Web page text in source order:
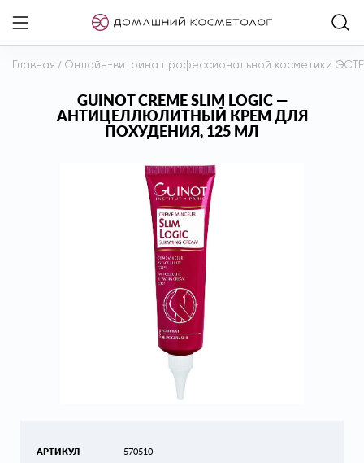
Главная / Онлайн-витрина профессиональной косметики
GUINOT CREME SLIM LOGIC —
АНТИЦЕЛЛЮЛИТНЫЙ КРЕМ ДЛЯ
ПОХУДЕНИЯ, 125 МЛ
АРТИКУЛ 570510